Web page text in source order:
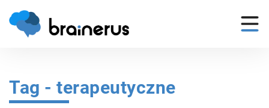
Tag - terapeutyczne